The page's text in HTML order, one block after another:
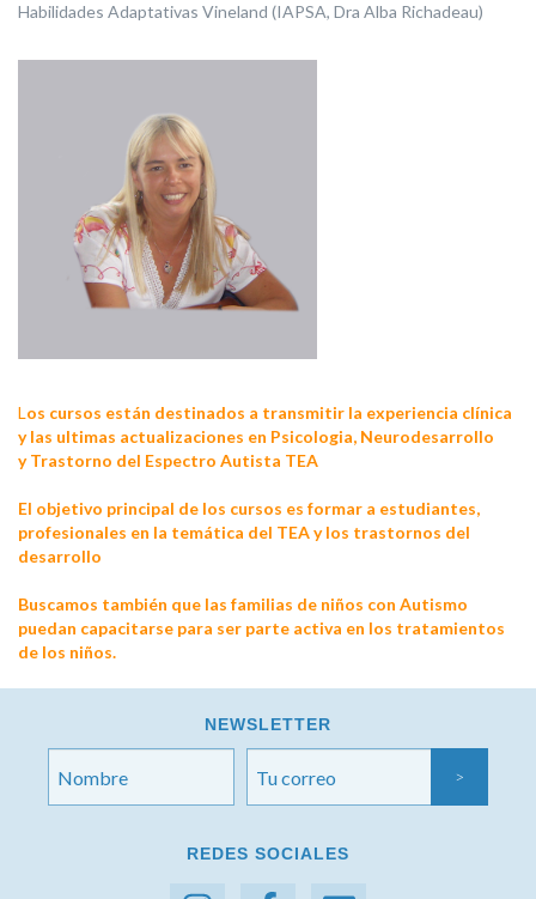
Habilidades Adaptativas Vineland (IAPSA, Dra Alba Richadeau)
Los cursos están destinados a transmitir la experiencia clínica
y las ultimas actualizaciones en Psicologia, Neurodesarrollo
y Trastorno del Espectro Autista TEA
El objetivo principal de los cursos es formar a estudiantes,
profesionales en la temática del TEA y los trastornos del
desarrollo
Buscamos también que las familias de niños con Autismo
puedan capacitarse para ser parte activa en los tratamientos
de los niños.
NEWSLETTER
REDES SOCIALES